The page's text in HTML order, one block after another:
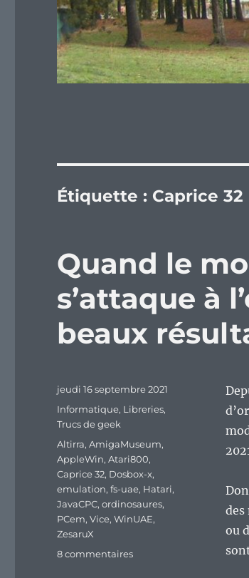
Étiquette : Caprice 32
Quand le
s’attaque à
beaux
des
ou
Publié
jeudi 16 septembre 2021
Catégories
Informatique, Libreries,
Trucs de geek
Étiquettes
Altirra,AmigaMuseum,
AppleWin,Atari800,
Caprice 32, Dosbox-x,
emulation,fs-uae, Hatari,
JavaCPC,ordinosaures,
PCem,Vice,WinUAE,
ZesaruX
8 commentairessur